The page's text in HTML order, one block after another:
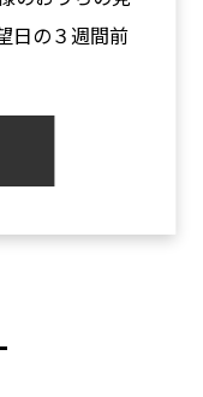
日の３週間前